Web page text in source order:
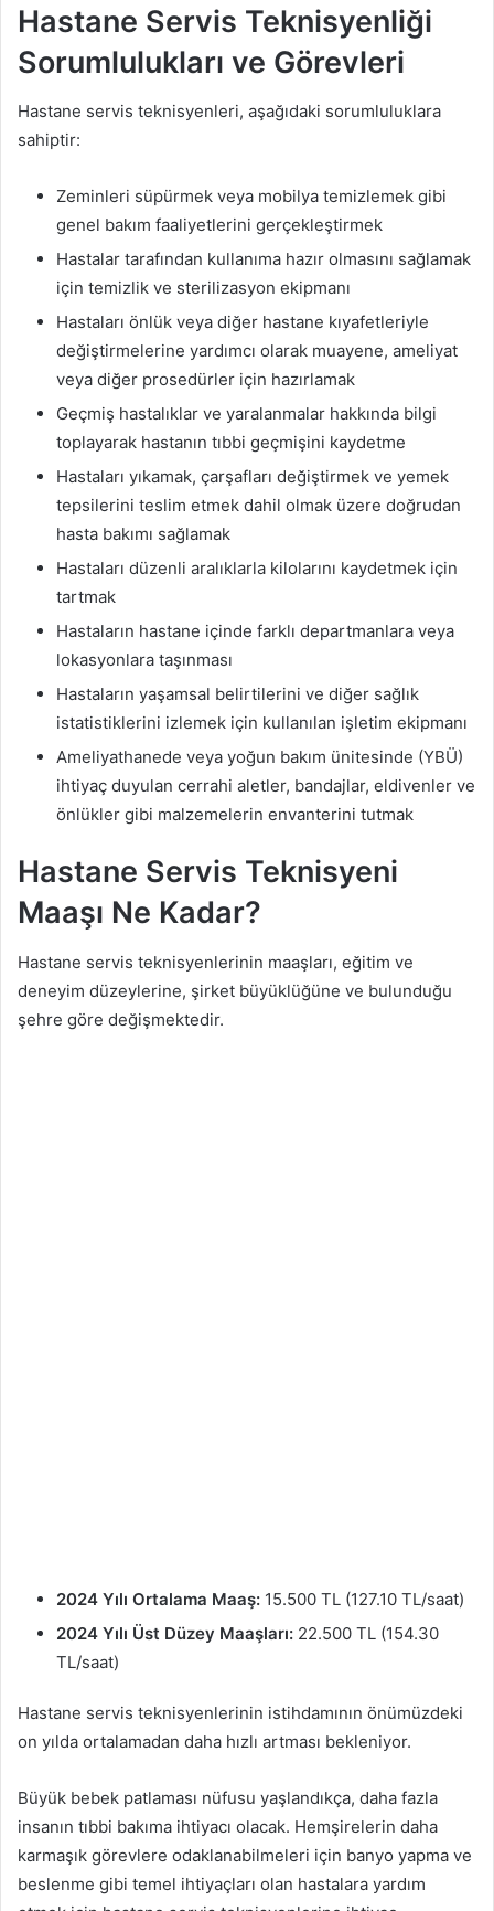
Hastane Servis Teknisyenliği
Sorumlulukları ve Görevleri
Hastane servis teknisyenleri, aşağıdaki sorumluluklara
sahiptir:
Zeminleri süpürmek veya mobilya temizlemek gibi
genel bakım faaliyetlerini gerçekleştirmek
Hastalar tarafından kullanıma hazır olmasını sağlamak
için temizlik ve sterilizasyon ekipmanı
Hastaları önlük veya diğer hastane kıyafetleriyle
değiştirmelerine yardımcı olarak muayene, ameliyat
veya diğer prosedürler için hazırlamak
Geçmiş hastalıklar ve yaralanmalar hakkında bilgi
toplayarak hastanın tıbbi geçmişini kaydetme
Hastaları yıkamak, çarşafları değiştirmek ve yemek
tepsilerini teslim etmek dahil olmak üzere doğrudan
hasta bakımı sağlamak
Hastaları düzenli aralıklarla kilolarını kaydetmek için
tartmak
Hastaların hastane içinde farklı departmanlara veya
lokasyonlara taşınması
Hastaların yaşamsal belirtilerini ve diğer sağlık
istatistiklerini izlemek için kullanılan işletim ekipmanı
Ameliyathanede veya yoğun bakım ünitesinde (YBÜ)
ihtiyaç duyulan cerrahi aletler, bandajlar, eldivenler ve
önlükler gibi malzemelerin envanterini tutmak
Hastane Servis Teknisyeni
Maaşı Ne Kadar?
Hastane servis teknisyenlerinin maaşları, eğitim ve
deneyim düzeylerine, şirket büyüklüğüne ve bulunduğu
şehre göre değişmektedir.
2024 Yılı Ortalama Maaş: 15.500 TL (127.10 TL/saat)
2024 Yılı Üst Düzey Maaşları: 22.500 TL (154.30
TL/saat)
Hastane servis teknisyenlerinin istihdamının önümüzdeki
on yılda ortalamadan daha hızlı artması bekleniyor.
Büyük bebek patlaması nüfusu yaşlandıkça, daha fazla
insanın tıbbi bakıma ihtiyacı olacak. Hemşirelerin daha
karmaşık görevlere odaklanabilmeleri için banyo yapma ve
beslenme gibi temel ihtiyaçları olan hastalara yardım